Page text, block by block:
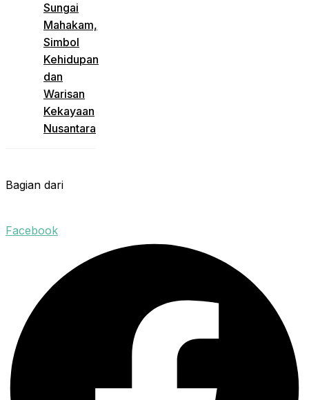
Sungai
Mahakam,
Simbol
Kehidupan
dan
Warisan
Kekayaan
Nusantara
Bagian dari
Facebook